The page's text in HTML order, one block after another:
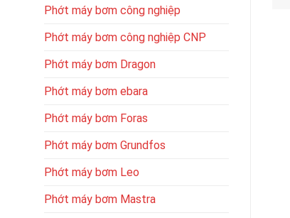
Phớt máy bơm công nghiệp
Phớt máy bơm công nghiệp CNP
Phớt máy bơm Dragon
Phớt máy bơm ebara
Phớt máy bơm Foras
Phớt máy bơm Grundfos
Phớt máy bơm Leo
Phớt máy bơm Mastra